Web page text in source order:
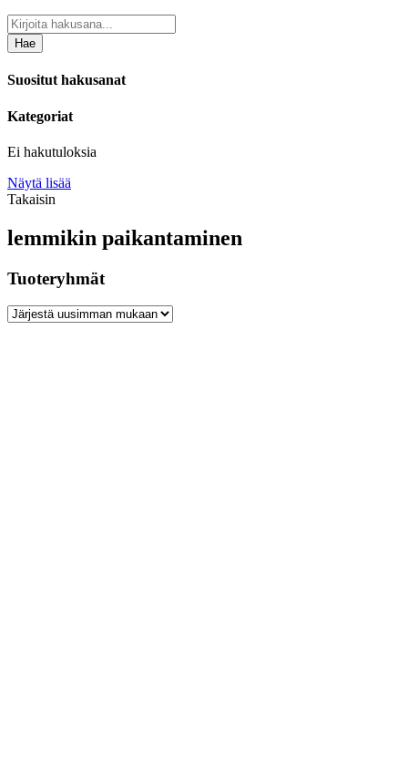
Hae
Suositut hakusanat
Kategoriat
Ei hakutuloksia
Näytä lisää
Takaisin
lemmikin paikantaminen
Tuoteryhmät